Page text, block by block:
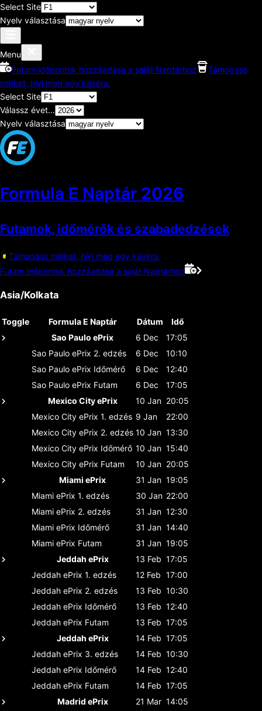
Select Site
Nyelv választása
Menu
Futam időpontok hozzáadása a saját Naptárhoz
Támogass
minket, hívj meg egy kávéra.
Select Site
Válassz évet...
Nyelv választása
Formula E Naptár 2026
Futamok, időmérők és szabadedzések
Támogass minket, hívj meg egy kávéra.
Futam időpontok hozzáadása a saját Naptárhoz
Asia/Kolkata
Toggle Formula E Naptár Dátum
Idő
Sao Paulo ePrix
6 Dec
17:05
Sao Paulo ePrix 2. edzés 6 Dec
10:10
Sao Paulo ePrix Időmérő 6 Dec
12:40
Sao Paulo ePrix Futam 6 Dec
17:05
Mexico City ePrix
10 Jan 20:05
Mexico City ePrix 1. edzés 9 Jan
22:00
Mexico City ePrix 2. edzés 10 Jan 13:30
Mexico City ePrix Időmérő 10 Jan 15:40
Mexico City ePrix Futam 10 Jan 20:05
Miami ePrix
31 Jan 19:05
Miami ePrix 1. edzés 30 Jan 22:00
Miami ePrix 2. edzés 31 Jan 12:30
Miami ePrix Időmérő 31 Jan 14:40
Miami ePrix Futam 31 Jan 19:05
Jeddah ePrix
13 Feb 17:05
Jeddah ePrix 1. edzés 12 Feb 17:00
Jeddah ePrix 2. edzés 13 Feb 10:30
Jeddah ePrix Időmérő 13 Feb 12:40
Jeddah ePrix Futam 13 Feb 17:05
Jeddah ePrix
14 Feb 17:05
Jeddah ePrix 3. edzés 14 Feb 10:30
Jeddah ePrix Időmérő 14 Feb 12:40
Jeddah ePrix Futam 14 Feb 17:05
Madrid ePrix
21 Mar 14:05